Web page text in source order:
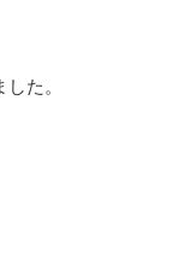
した。